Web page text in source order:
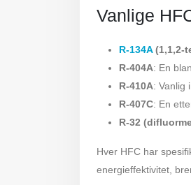
Vanlige
R-134A(1,1,2-
R-404A: En
R-410A: Vanlig
R-407C: En
R-32
Hver HFC har
energieffektivitet,